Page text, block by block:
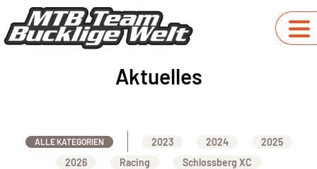
Aktuelles
ALLE KATEGORIEN 2023 2024
2025
2026
Racing Schlossberg XC